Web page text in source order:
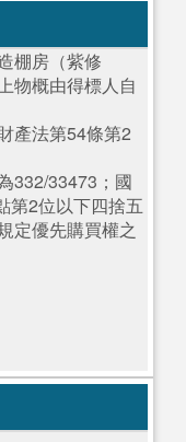
棚房（紫修
物概由得標人自
產法第54條第2
332/33473；國
第2位以下四捨五
定優先購買權之